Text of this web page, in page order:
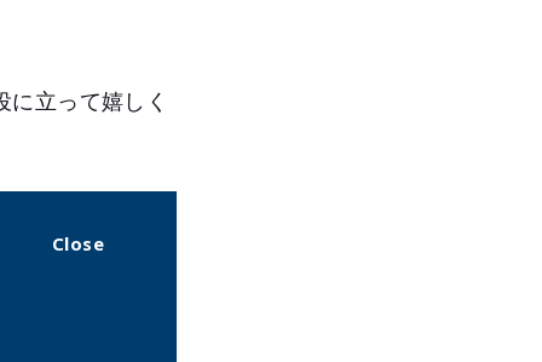
立って嬉しく